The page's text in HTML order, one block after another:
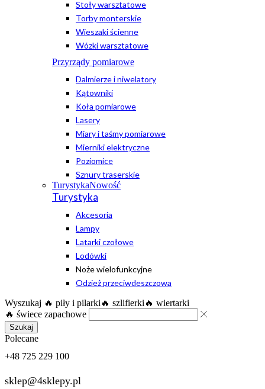
Stoły warsztatowe
Torby monterskie
Wieszaki ścienne
Wózki warsztatowe
Przyrządy pomiarowe
Dalmierze i niwelatory
Kątowniki
Koła pomiarowe
Lasery
Miary i taśmy pomiarowe
Mierniki elektryczne
Poziomice
Sznury traserskie
TurystykaNowość
Turystyka
Akcesoria
Lampy
Latarki czołowe
Lodówki
Noże wielofunkcyjne
Odzież przeciwdeszczowa
Wyszukaj 🔥 piły i pilarki 🔥 szlifierki 🔥 wiertarki
🔥 świece zapachowe
Szukaj
Polecane
+48 725 229 100
sklep@4sklepy.pl